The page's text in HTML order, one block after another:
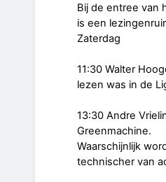
Bij de entree van
is een
Zaterdag
11:30 Walter
lezen was in de
13:30 Andre
Greenmachine.
Waarschijnlijk
technischer van